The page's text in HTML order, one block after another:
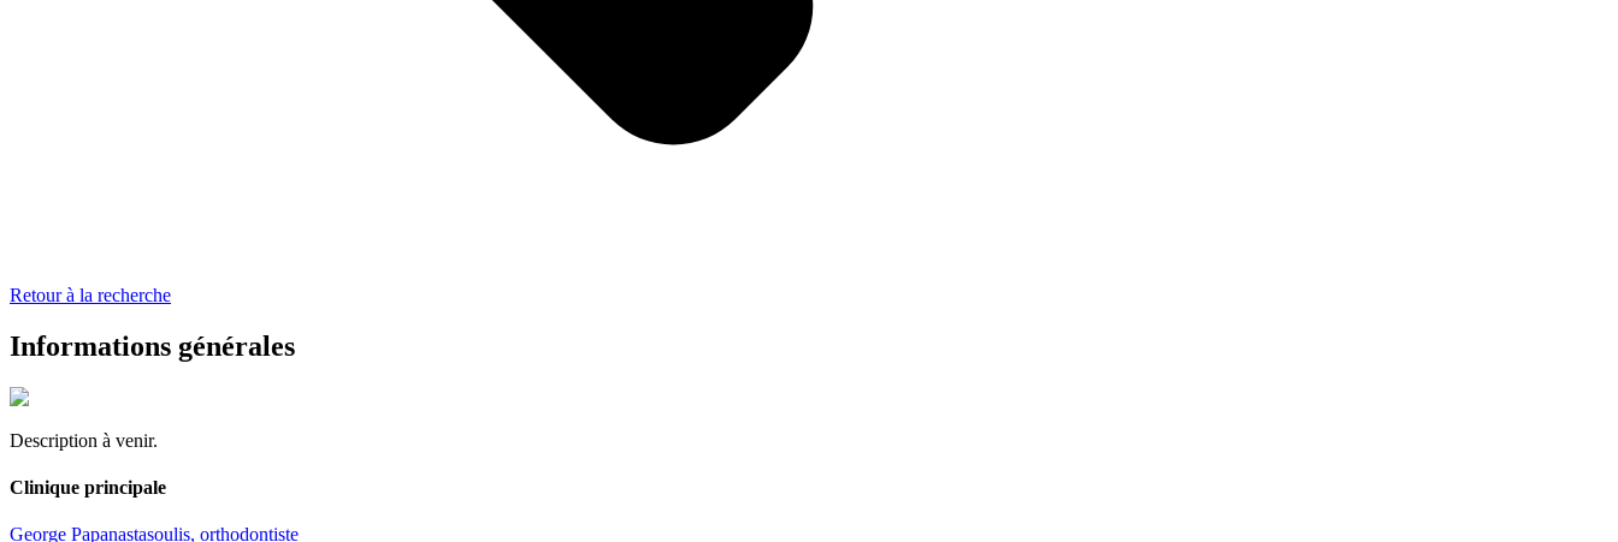
Retour à la recherche
Informations générales
Description à venir.
Clinique principale
George Papanastasoulis, orthodontiste